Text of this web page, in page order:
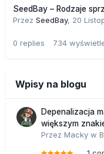
SeedBay – Rodzaje
Przez SeedBay, 20
0 replies 734
Wpisy na blogu
Depenalizacja
większym
Przez Macky w